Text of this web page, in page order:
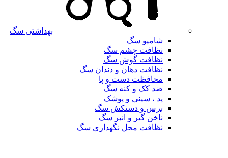
بهداشتی سگ
شامپو سگ
نظافت چشم سگ
نظافت گوش سگ
نظافت دهان و دندان سگ
محافظت دست و پا
ضد کک و کنه سگ
پد ، سینی و پوشک
برس و دستکش سگ
ناخن گیر و انبر سگ
نظافت محل نگهداری سگ